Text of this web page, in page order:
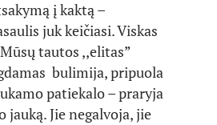
į kaktą –
juk keičiasi. Viskas
tautos ,,elitas”
bulimija, pripuola
patiekalo – praryja
jauką. Jie negalvoja, jie